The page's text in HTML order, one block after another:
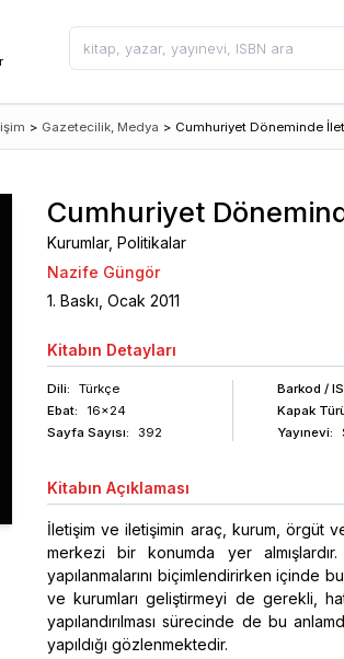
> Gazetecilik, Medya > Cumhuriyet Döneminde
Cumhuriyet
Kurumlar, Politikalar
Nazife Güngör
1. Baskı, Ocak 2011
Kitabın Detayları
Dili:
Türkçe
Ebat:
16x24
Sayfa Sayısı: 392
Barkod /
Kapak
Yayınevi:
Kitabın Açıklaması
İletişim ve iletişimin araç, kurum, örgüt
merkezi bir konumda yer
yapılanmalarını biçimlendirirken içinde
ve kurumları geliştirmeyi de gerekli,
yapılandırılması sürecinde de bu
yapıldığı gözlenmektedir.